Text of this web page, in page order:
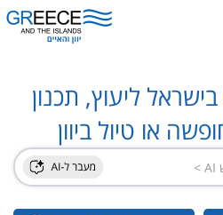
ליעוץ, תכנון
או טיול ביוון